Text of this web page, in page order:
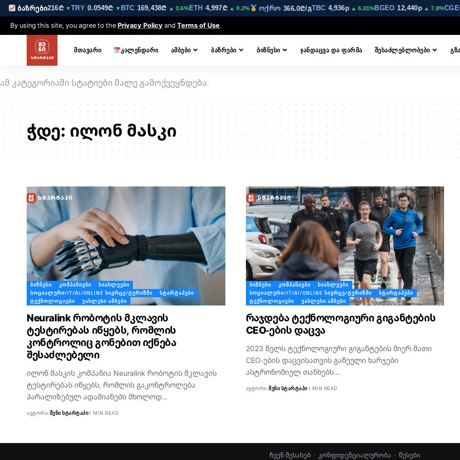
ბაზრები
▼ GBP3.5216₾▼TRY0.0549₾▼BTC169,438₾▲ 0.6%ETH4,997₾▲ 0.2% ოქრო366.0₾/გTBC4,936p▲ 6.01%BGEO12,440p▲ 7.8%
By using this site, you agree to thePrivacy Policyand Terms of Use.
ᲛᲗᲐᲕᲐᲠᲘ ᲙᲐᲚᲔᲜᲓᲐᲠᲘ ᲐᲛᲑᲔᲑᲘ ᲑᲐᲖᲠᲔᲑᲘ ᲑᲘᲖᲜᲔᲡᲘ ᲯᲐᲜᲓᲐᲪᲕᲐ ᲓᲐ ᲤᲐᲠᲛᲐ ᲨᲔᲡᲐᲫᲚᲔᲑᲚᲝᲑᲔᲑᲘ
ამ კატეგორიაში სტატიები მალე გამოქვეყნდება.
ჭდე: ილონ მასკი
ᲑᲘᲖᲜᲔᲡᲘ ᲙᲝᲛᲞᲐᲜᲘᲔᲑᲘ
ᲡᲘᲐᲮᲚᲔᲔᲑᲘ
ᲡᲝᲪᲘᲐᲚᲣᲠᲘ/IT/AI/ONLINE ᲡᲘᲕᲠᲪᲔ/ᲢᲣᲠᲘᲖᲛᲘ
ᲡᲢᲐᲠᲢᲐᲞᲔᲑᲘ
ᲢᲔᲥᲜᲝᲚᲝᲒᲘᲔᲑᲘ
ᲣᲐᲮᲚᲔᲡᲘ ᲐᲛᲑᲔᲑᲘ
Neuralink რობოტის მკლავის
ტესტირებას იწყებს, რომლის
კონტროლიც გონებით იქნება
შესაძლებელი
ილონ მასკის კომპანია Neuralink რობოტის მკლავის
ტესტირებას იწყებს, რომლის გაკონტროლება
პარალიზებულ ადამიანებს მხოლოდ…
ᲐᲕᲢᲝᲠᲘ:ᲨᲔᲜᲘ ᲡᲢᲐᲠᲢᲐᲞᲘ1 MIN READ
ᲑᲘᲖᲜᲔᲡᲘ ᲙᲝᲛᲞᲐᲜᲘᲔᲑᲘ
ᲡᲘᲐᲮᲚᲔᲔᲑᲘ
ᲡᲝᲪᲘᲐᲚᲣᲠᲘ/IT/AI/ONLINE ᲡᲘᲕᲠᲪᲔ/ᲢᲣᲠᲘᲖᲛᲘ
ᲡᲢᲐᲠᲢᲐᲞᲔᲑᲘ
ᲢᲔᲥᲜᲝᲚᲝᲒᲘᲔᲑᲘ
ᲣᲐᲮᲚᲔᲡᲘ ᲐᲛᲑᲔᲑᲘ
რაჯდება ტექნოლოგიური გიგანტების
CEO-ების დაცვა
2023 წელს ტექნოლოგიური გიგანტების მიერ მათი
CEO-ების დაცვისათვის გაწეული ხარჯები
ასტრონომიულ თანხებს…
ᲐᲕᲢᲝᲠᲘ:ᲨᲔᲜᲘ ᲡᲢᲐᲠᲢᲐᲞᲘ1 MIN READ
ჩვენ შესახებ · კონფიდენციალურობა · წესები